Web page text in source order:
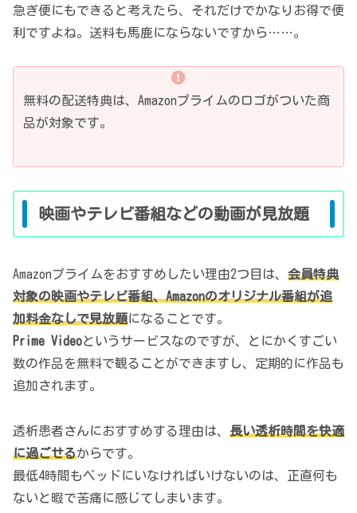
急ぎ便にもできると考えたら、それだけでかなりお得で便
利ですよね。送料も馬鹿にならないですから……。
無料の配送特典は、Amazonプライムのロゴがついた商
品が対象です。
映画やテレビ番組などの動画が見放題
Amazonプライムをおすすめしたい理由2つ目は、 会員特典
対象の映画やテレビ番組、Amazonのオリジナル番組が追
加料金なしで見放題になることです。
Prime Videoというサービスなのですが、とにかくすごい
数の作品を無料で観ることができますし、定期的に作品も
追加されます。
透析患者さんにおすすめする理由は、 長い透析時間を快適
に過ごせるからです。
最低4時間もベッドにいなければいけないのは、正直何も
ないと暇で苦痛に感じてしまいます。